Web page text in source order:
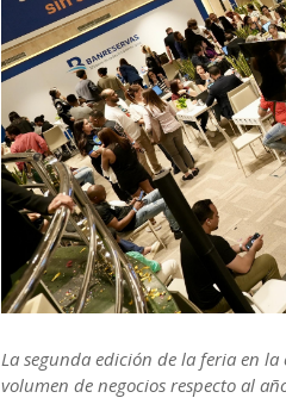
La segunda edición de la feria en
volumen de negocios respecto al